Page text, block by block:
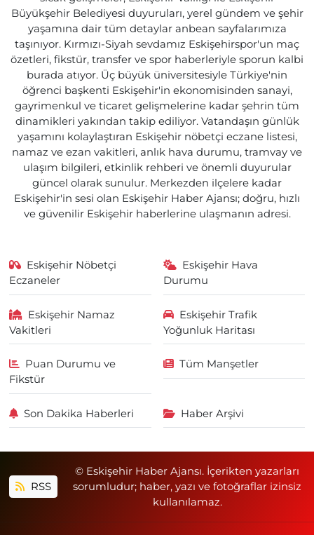
Büyükşehir Belediyesi duyuruları, yerel gündem ve şehir
yaşamına dair tüm detaylar anbean sayfalarımıza
taşınıyor. Kırmızı-Siyah sevdamız Eskişehirspor'un maç
özetleri, fikstür, transfer ve spor haberleriyle sporun kalbi
burada atıyor. Üç büyük üniversitesiyle Türkiye'nin
öğrenci başkenti Eskişehir'in ekonomisinden sanayi,
gayrimenkul ve ticaret gelişmelerine kadar şehrin tüm
dinamikleri yakından takip ediliyor. Vatandaşın günlük
yaşamını kolaylaştıran Eskişehir nöbetçi eczane listesi,
namaz ve ezan vakitleri, anlık hava durumu, tramvay ve
ulaşım bilgileri, etkinlik rehberi ve önemli duyurular
güncel olarak sunulur. Merkezden ilçelere kadar
Eskişehir'in sesi olan Eskişehir Haber Ajansı; doğru, hızlı
ve güvenilir Eskişehir haberlerine ulaşmanın adresi.
Eskişehir Nöbetçi
Eczaneler
Eskişehir Hava
Durumu
Eskişehir Namaz
Vakitleri
Eskişehir Trafik
Yoğunluk Haritası
Puan Durumu ve
Fikstür
Tüm Manşetler
Son Dakika Haberleri Haber Arşivi
RSS
© Eskişehir Haber Ajansı. İçerikten yazarları
sorumludur; haber, yazı ve fotoğraflar izinsiz
kullanılamaz.